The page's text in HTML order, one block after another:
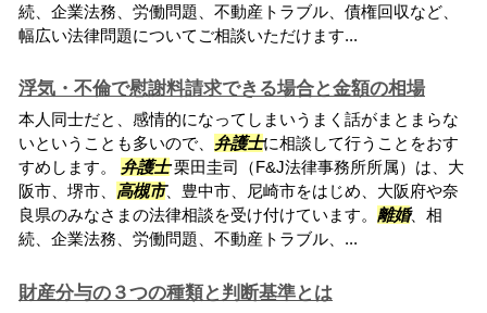
続、企業法務、労働問題、不動産トラブル、債権回収など、
幅広い法律問題についてご相談いただけます...
浮気・不倫で慰謝料請求できる場合と金額の相場
本人同士だと、感情的になってしまいうまく話がまとまらな
いということも多いので、 弁護士に相談して行うことをおす
すめします。 弁護士栗田圭司（F&J法律事務所所属）は、大
阪市、堺市、 高槻市、豊中市、尼崎市をはじめ、大阪府や奈
良県のみなさまの法律相談を受け付けています。 離婚、相
続、企業法務、労働問題、不動産トラブル、...
財産分与の３つの種類と判断基準とは